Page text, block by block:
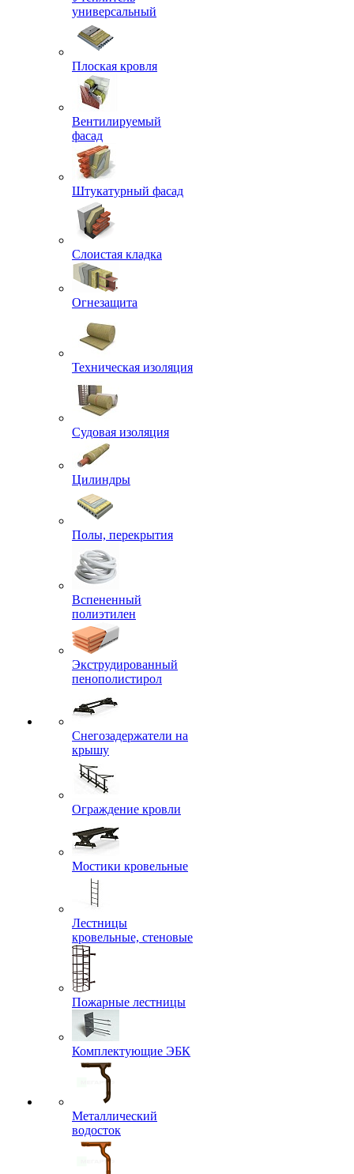
универсальный
Плоская кровля
Вентилируемый
фасад
Штукатурный фасад
Слоистая кладка
Огнезащита
Техническая изоляция
Судовая изоляция
Цилиндры
Полы, перекрытия
Вспененный
полиэтилен
Экструдированный
пенополистирол
Снегозадержатели на
крышу
Ограждение кровли
Мостики кровельные
Лестницы
кровельные, стеновые
Пожарные лестницы
Комплектующие ЭБК
Металлический
водосток